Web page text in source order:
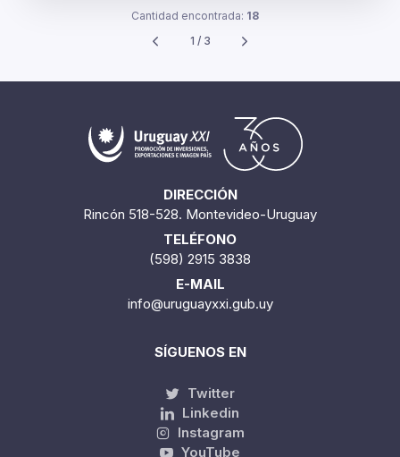
Cantidad encontrada: 18
1 / 3
DIRECCIÓN
Rincón 518-528. Montevideo-Uruguay
TELÉFONO
(598) 2915 3838
E-MAIL
info@uruguayxxi.gub.uy
SÍGUENOS EN
Twitter
Linkedin
Instagram
YouTube